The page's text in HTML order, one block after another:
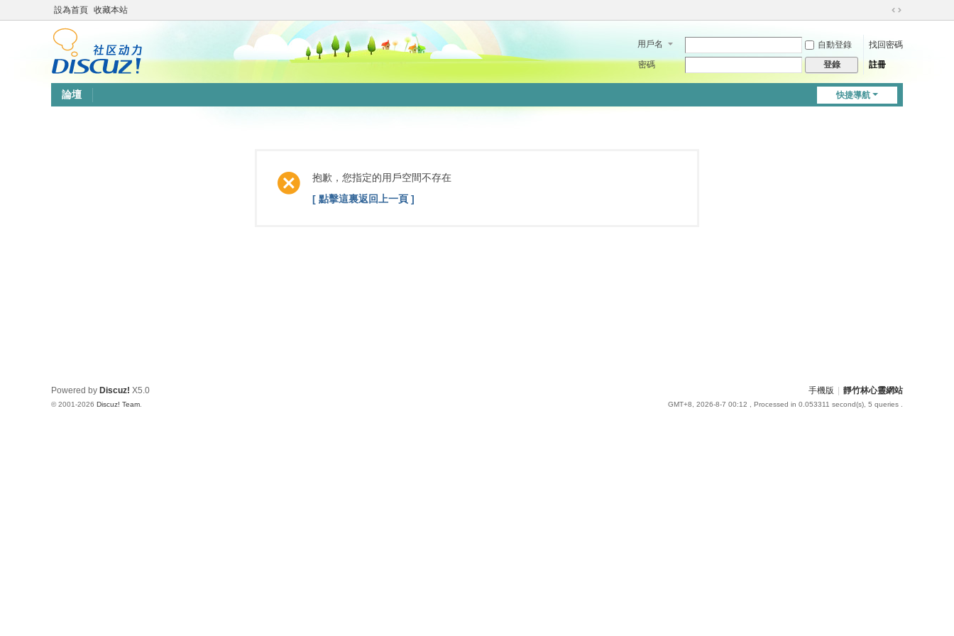
設為首頁 收藏本站
切
到
用戶名 自動登錄
找回密碼
密碼
登錄 註冊
快捷導航
論壇
抱歉，您指定的用戶空間不存在
[ 點擊這裏返回上一頁 ]
手機版 靜竹林心靈網站
GMT+8, 2026-8-7 00:12 , Processed in 0.053311 second(s), 5 queries .
Powered by Discuz! X5.0
© 2001-2026 Discuz! Team